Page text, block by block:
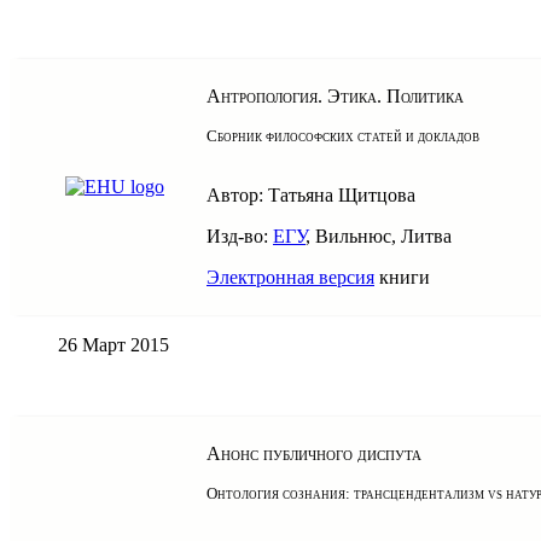
Антропология. Этика. Политика
Сборник философских статей и докладов
Автор: Татьяна Щитцова
Изд-во: ЕГУ, Вильнюс, Литва
Электронная версия книги
26 Март 2015
Анонс публичного диспута
Онтология сознания: трансцендентализм vs